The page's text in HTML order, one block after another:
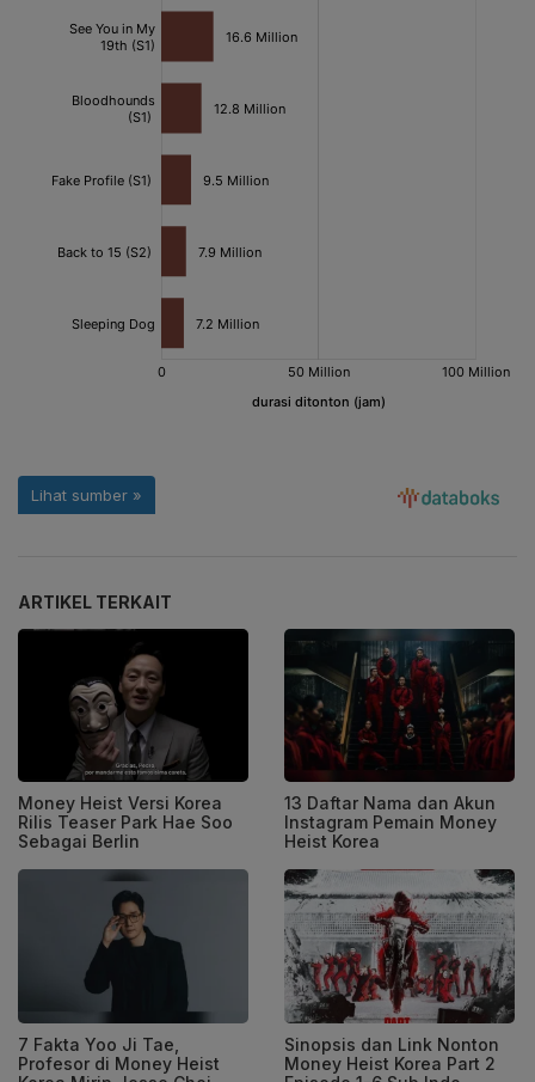
ARTIKEL TERKAIT
Money Heist Versi Korea
Rilis Teaser Park Hae Soo
Sebagai Berlin
13 Daftar Nama dan Akun
Instagram Pemain Money
Heist Korea
7 Fakta Yoo Ji Tae,
Profesor di Money Heist
Sinopsis dan Link Nonton
Money Heist Korea Part 2